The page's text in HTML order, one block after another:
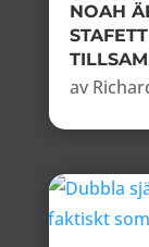
NOAH
av